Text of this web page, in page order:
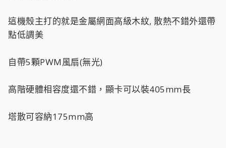
這機殼主打的就是金屬網面高級木紋, 散熱不錯外還帶
點低調美
自帶5顆PWM風扇(無光)
高階硬體相容度還不錯，顯卡可以裝405mm長
塔散可容納175mm高